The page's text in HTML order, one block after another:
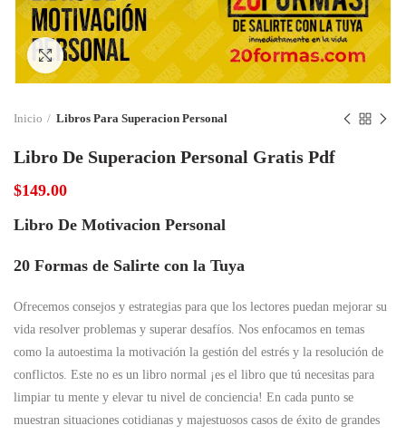
Click to enlarge
Inicio Libros Para Superacion Personal
Libro De Superacion Personal Gratis Pdf
$149.00
Libro De Motivacion Personal
20 Formas de Salirte con la Tuya
Ofrecemos consejos y estrategias para que los lectores puedan mejorar su
vida resolver problemas y superar desafíos. Nos enfocamos en temas
como la autoestima la motivación la gestión del estrés y la resolución de
conflictos. Este no es un libro normal ¡es el libro que tú necesitas para
limpiar tu mente y elevar tu nivel de conciencia! En cada punto se
muestran situaciones cotidianas y majestuosos casos de éxito de grandes